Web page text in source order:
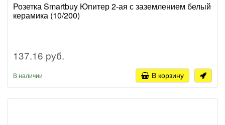
Розетка Smartbuy Юпитер 2-ая с заземлением белый
керамика (10/200)
137.16 руб.
В наличии В корзину